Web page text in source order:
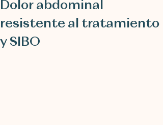
Dolor abdominal
resistente al tratamiento
y SIBO